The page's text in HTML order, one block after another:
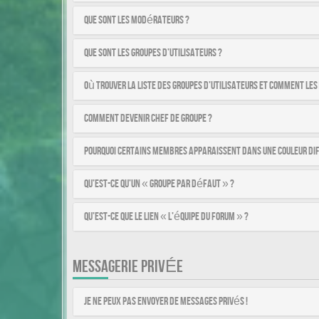
Que sont les modérateurs ?
Que sont les groupes d’utilisateurs ?
Où trouver la liste des groupes d’utilisateurs et comment
Comment devenir chef de groupe ?
Pourquoi certains membres apparaissent dans une couleur
Qu’est-ce qu’un « Groupe par défaut » ?
Qu’est-ce que le lien « L’équipe du forum » ?
MESSAGERIE PRIVÉE
Je ne peux pas envoyer de messages privés !